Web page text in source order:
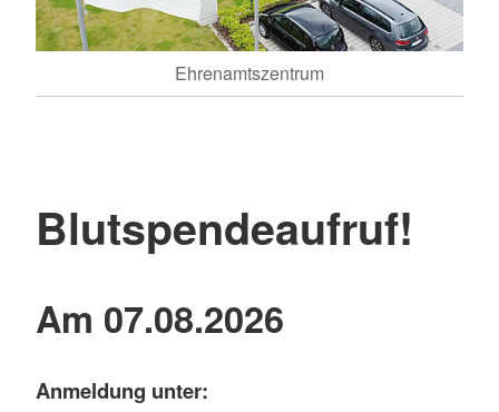
Ehrenamtszentrum
Blutspendeaufruf!
Am 07.08.2026
Anmeldung unter: